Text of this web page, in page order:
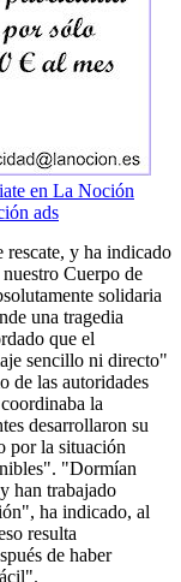
en La Noción
ads
y ha indicado
Cuerpo de
solidaria
una tragedia
que el
sencillo ni directo"
de las autoridades
la
desarrollaron su
por la situación
"Dormían
han trabajado
ha indicado, al
resulta
de haber